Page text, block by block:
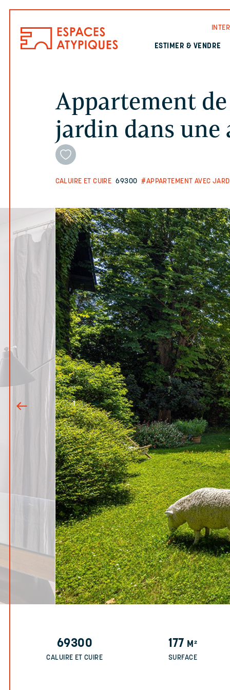
ESTIMER & VENDRE
Appartement
jardin dans une
CALUIRE ET CUIRE 69300 #APPARTEMENT AVEC
1 | 19
69300
CALUIRE ET CUIRE
177 M²
SURFACE